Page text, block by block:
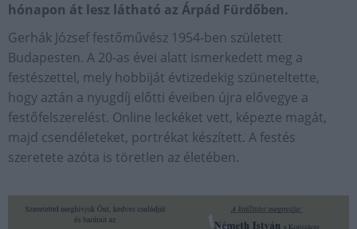
hónapon át lesz látható az Árpád Fürdőben.
Gerhák József festőművész 1954-ben született
Budapesten. A 20-as évei alatt ismerkedett meg a
festészettel, mely hobbiját évtizedekig szüneteltette,
hogy aztán a nyugdíj előtti éveiben újra elővegye a
festőfelszerelést. Online leckéket vett, képezte magát,
majd csendéleteket, portrékat készített. A festés
szeretete azóta is töretlen az életében.